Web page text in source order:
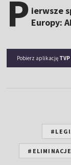
P ierwsze
Europy:
Pobierz aplikację